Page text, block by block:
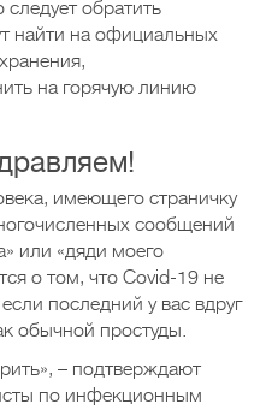
следует обратить
найти на официальных
на горячую линию
имеющего страничку
сообщений
или «дяди моего
о том, что Covid-19 не
последний у вас вдруг
обычной простуды.
– подтверждают
по инфекционным